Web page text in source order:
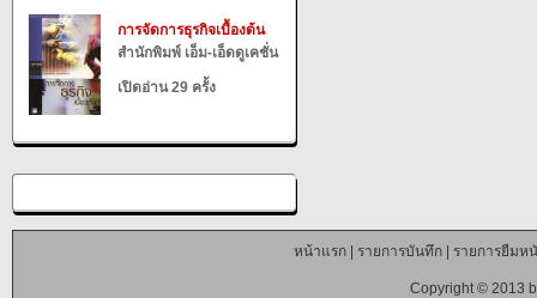
การจัดการธุรกิจเบื้องต้น
สำนักพิมพ์ เอ็ม-เอ็ดดูเคชั่น
เปิดอ่าน 29 ครั้ง
หน้าแรก| รายการบันทึก| รายการยืมห
Copyright © 2013